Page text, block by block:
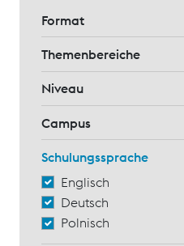
Format
Themenbereiche
Niveau
Campus
Schulungssprache
Englisch
Deutsch
Polnisch